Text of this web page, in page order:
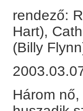
rendező:
Hart),
(Billy
Három